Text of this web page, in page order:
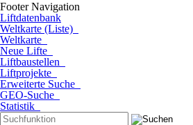
Footer Navigation
Liftdatenbank
Weltkarte (Liste)
Weltkarte
Neue Lifte
Liftbaustellen
Liftprojekte
Erweiterte Suche
GEO-Suche
Statistik